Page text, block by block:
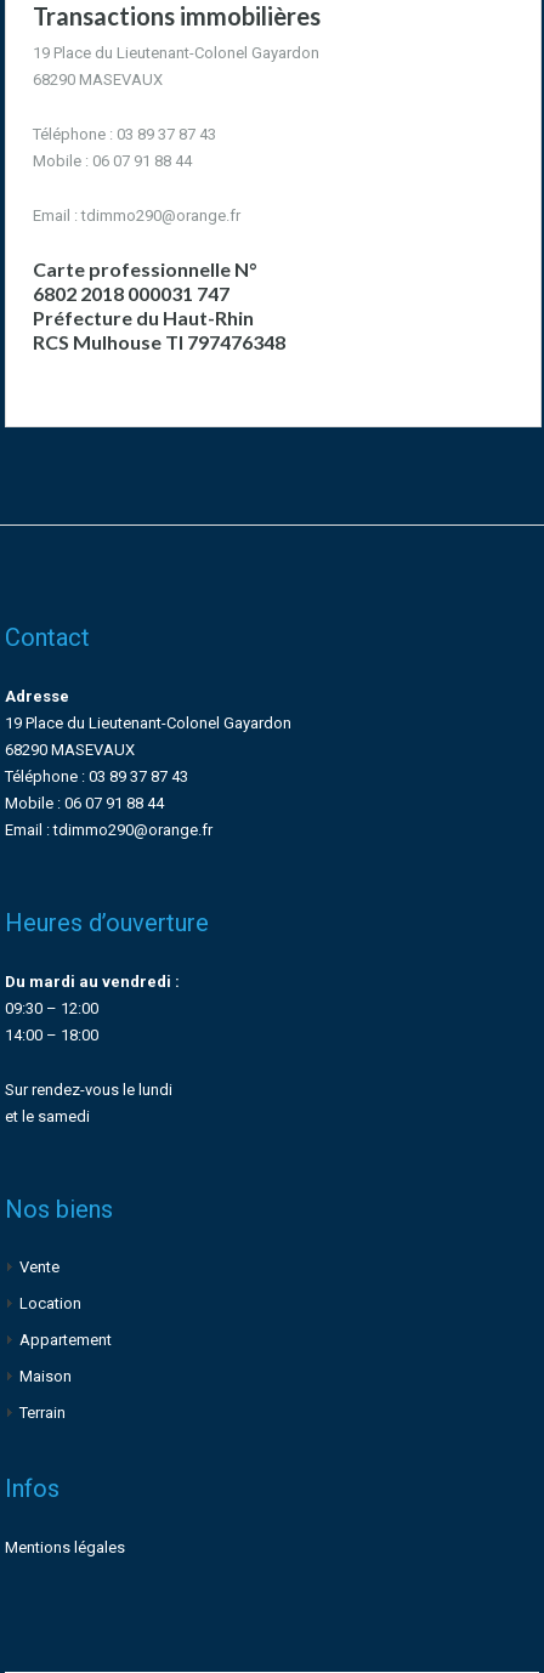
Transactions immobilières
19 Place du Lieutenant-Colonel Gayardon
68290 MASEVAUX
Téléphone : 03 89 37 87 43
Mobile : 06 07 91 88 44
Email :tdimmo290@orange.fr
Carte professionnelle N°
6802 2018 000031 747
Préfecture du Haut-Rhin
RCS Mulhouse TI 797476348
Contact
Adresse
19 Place du Lieutenant-Colonel Gayardon
68290 MASEVAUX
Téléphone : 03 89 37 87 43
Mobile : 06 07 91 88 44
Email : tdimmo290@orange.fr
Heures d’ouverture
Du mardi au vendredi :
09:30 – 12:00
14:00 – 18:00
Sur rendez-vous le lundi
et le samedi
Nos biens
Vente
Location
Appartement
Maison
Terrain
Infos
Mentions légales